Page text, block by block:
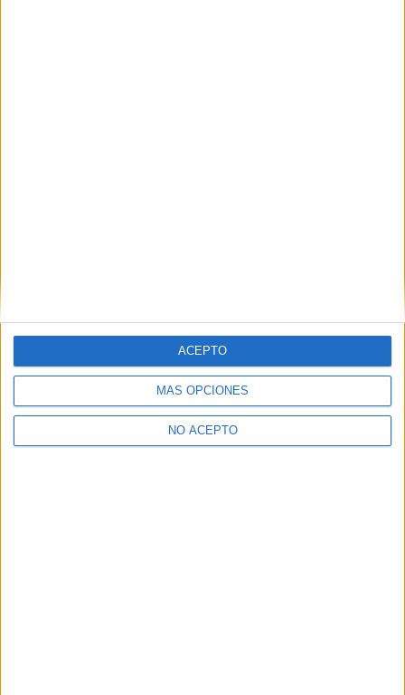
MÁS OPCIONES
NO ACEPTO
ACEPTO
Y como regalo de agradecimiento, por registrarte te daremos
gratis una copia de nuestro ebook con 100 consejos para tu
primer año de universidad